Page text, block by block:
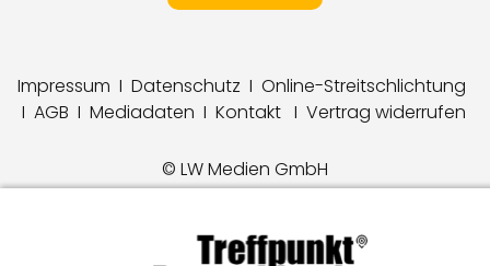
Impressum I Datenschutz I Online-Streitschlichtung
I AGB I Mediadaten I Kontakt I Vertrag widerrufen
© LW Medien GmbH